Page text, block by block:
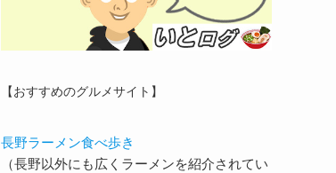
【おすすめのグルメサイト】
長野ラーメン食べ歩き
（長野以外にも広くラーメンを紹介されてい